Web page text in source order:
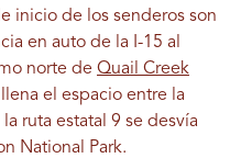
inicio de los senderos son
en auto de la I-15 al
norte de Quail Creek
el espacio entre la
ruta estatal 9 se desvía
National Park.